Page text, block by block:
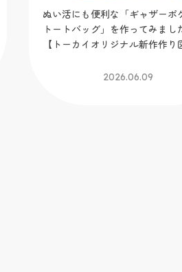
ぬい活にも便利な「ギャザーポ
トートバッグ」を作ってみました
【トーカイオリジナル新作作り図
2026.06.09